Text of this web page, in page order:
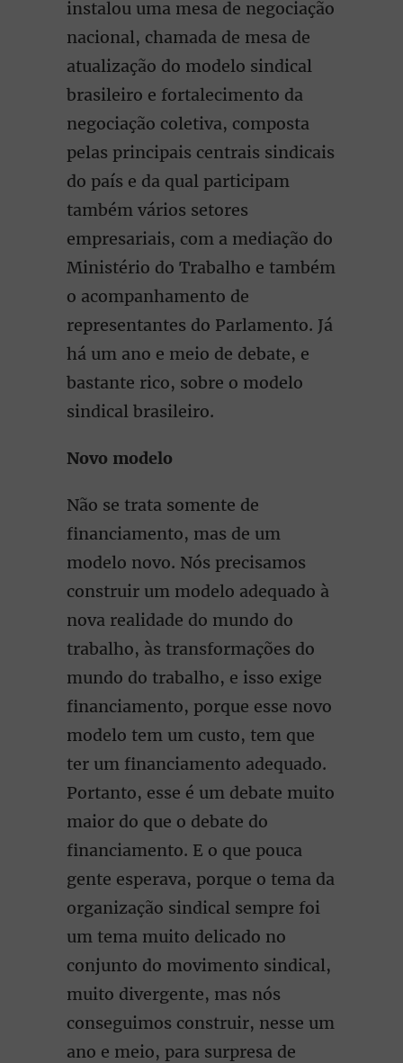
instalou uma mesa de negociação
nacional, chamada de mesa de
atualização do modelo sindical
brasileiro e fortalecimento da
negociação coletiva, composta
pelas principais centrais sindicais
do país e da qual participam
também vários setores
empresariais, com a mediação do
Ministério do Trabalho e também
o acompanhamento de
representantes do Parlamento. Já
há um ano e meio de debate, e
bastante rico, sobre o modelo
sindical brasileiro.
Novo modelo
Não se trata somente de
financiamento, mas de um
modelo novo. Nós precisamos
construir um modelo adequado à
nova realidade do mundo do
trabalho, às transformações do
mundo do trabalho, e isso exige
financiamento, porque esse novo
modelo tem um custo, tem que
ter um financiamento adequado.
Portanto, esse é um debate muito
maior do que o debate do
financiamento. E o que pouca
gente esperava, porque o tema da
organização sindical sempre foi
um tema muito delicado no
conjunto do movimento sindical,
muito divergente, mas nós
conseguimos construir, nesse um
ano e meio, para surpresa de